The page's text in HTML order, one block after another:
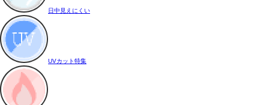
日中見えにくい
UVカット特集